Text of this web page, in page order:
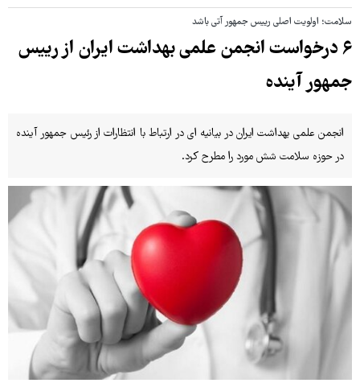
سلامت؛ اولویت اصلی رییس جمهور آتی باشد
۶ درخواست انجمن علمی بهداشت ایران از رییس
جمهور آینده
انجمن علمی بهداشت ایران در بیانیه ای در ارتباط با انتظارات از رئیس جمهور آینده
در حوزه سلامت شش مورد را مطرح کرد.